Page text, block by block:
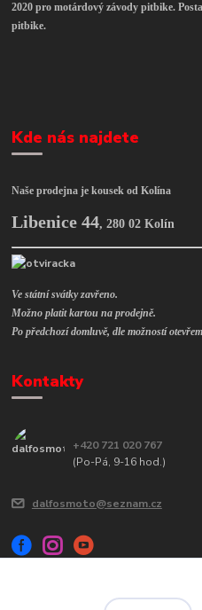
2020 pro motárdový závody pitbike.
pitbike.
Kde nás najdete
Naše prodejna je kousek od Kolína
Libenice 44,280 02 Kolín
Ve státní svátky zavřeno.
Možno platit kartou na prodejně.
Po předchozí domluvě, dle možností
Kontakty
+420 721 020 767
(Po-Pá, 9-16 hod.)
dalfosmoto@seznam.cz